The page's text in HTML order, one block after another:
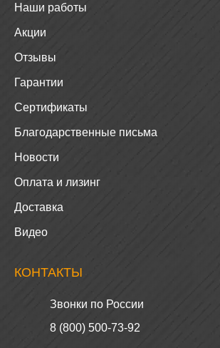
Наши работы
Акции
Отзывы
Гарантии
Сертификаты
Благодарственные письма
Новости
Оплата и лизинг
Доставка
Видео
КОНТАКТЫ
Звонки по России
8 (800) 500-73-92